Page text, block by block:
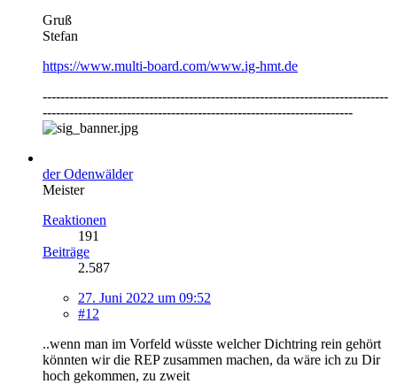
Gruß
Stefan
https://www.multi-board.com/www.ig-hmt.de
------------------------------------------------------------------------------
----------------------------------------------------------------------
der Odenwälder
Meister
Reaktionen
191
Beiträge
2.587
27. Juni 2022 um 09:52
#12
..wenn man im Vorfeld wüsste welcher Dichtring rein gehört
könnten wir die REP zusammen machen, da wäre ich zu Dir
hoch gekommen, zu zweit